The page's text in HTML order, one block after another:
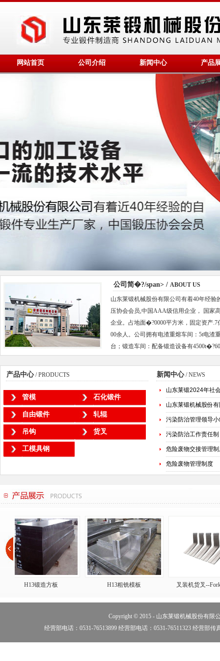
网站首页 公司介绍 新闻中心 产品
公司简�?/span> / ABOUT US
山东莱锻机械股份有限公司有着40年经验
压协会会员,中国AAA级信用企业， 国家
企业。占地面�?0000平方米，固定资产
00余人。公司拥有电渣重熔车间：5t电
台；锻造车间：配备锻造设备有
产品中心/ PRODUCTS
管模 石化锻件
自由锻件 轧辊
吊钩 货叉
工模具钢
新闻中心/NEWS
山东莱锻2024年社
山东莱锻机械股份
污染防治管理领导
污染防治工作责任制
危险废物交接管理
危险废物管理制度
H13锻造方板 H13粗铣模板 叉装机货叉--
Copyright © 2015 - 山东莱锻机械股份有限
经营部电话：0531-76513899 经营部电话：0531-76511323 经营部